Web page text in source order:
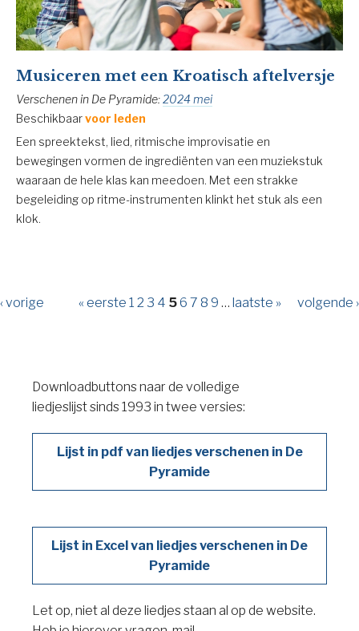
Musiceren met een Kroatisch aftelversje
Verschenen in De Pyramide:2024 mei
Beschikbaarvoor leden
Een spreektekst, lied, ritmische improvisatie en
bewegingen vormen de ingrediënten van een muziekstuk
waaraan de hele klas kan meedoen. Met een strakke
begeleiding op ritme-instrumenten klinkt het stuk als een
klok.
« eerste
‹ vorige 1 2 3 4 56 7 8 9 … volgende ›
laatste »
Downloadbuttons naar de volledige
liedjeslijst sinds 1993 in twee versies:
Lijst in pdf van liedjes verschenen in De
Pyramide
Lijst in Excel van liedjes verschenen in De
Pyramide
Let op, niet al deze liedjes staan al op de website.